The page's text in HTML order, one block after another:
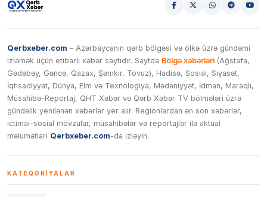
Qerbxeber.com – Azərbaycanın qərb bölgəsi və ölkə üzrə gündəmi
izləmək üçün etibarlı xəbər saytıdır. Saytda Bölgə xəbərləri (Ağstafa,
Gədəbəy, Gəncə, Qazax, Şəmkir, Tovuz), Hadisə, Sosial, Siyasət,
İqtisadiyyat, Dünya, Elm və Texnologiya, Mədəniyyət, İdman, Maraqlı,
Müsahibə-Reportaj, QHT Xəbər və Qərb Xəbər TV bölmələri üzrə
gündəlik yenilənən xəbərlər yer alır. Regionlardan ən son xəbərlər,
ictimai-sosial mövzular, müsahibələr və reportajlar ilə aktual
məlumatları Qerbxeber.com-da izləyin.
KATEQORIYALAR